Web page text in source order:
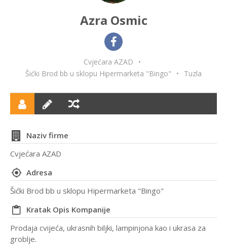
Azra Osmic
Cvjećara AZAD
•
Šićki Brod bb u sklopu Hipermarketa "Bingo"
• Tuzla
Naziv firme
Cvjećara AZAD
Adresa
Šićki Brod bb u sklopu Hipermarketa "Bingo"
Kratak Opis Kompanije
Prodaja cvijeća, ukrasnih biljki, lampinjona kao i ukrasa za
groblje.